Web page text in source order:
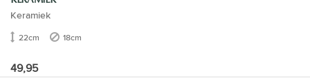
Keramiek
22cm 18cm
49,95